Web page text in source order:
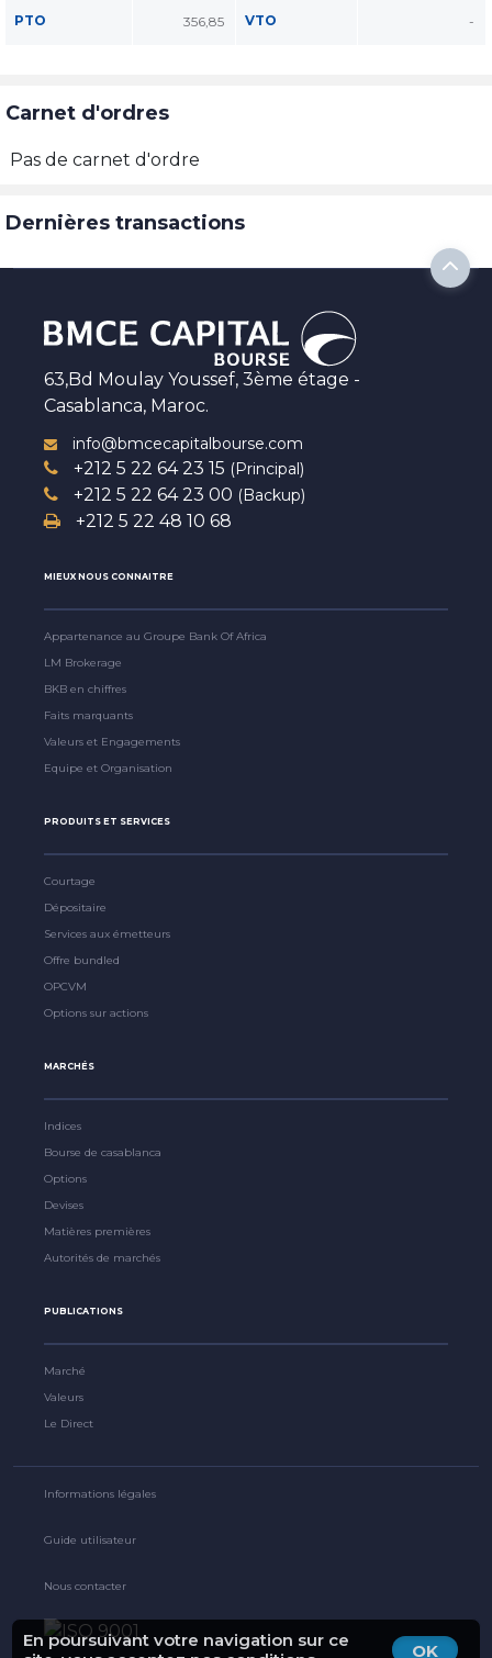
PTO 356,85 VTO -
Carnet d'ordres
Pas de carnet d'ordre
Dernières transactions
OK
En poursuivant votre navigation sur ce
63,Bd Moulay Youssef, 3ème étage -
Casablanca, Maroc.
info@bmcecapitalbourse.com
+212 5 22 64 23 15 (Principal)
+212 5 22 64 23 00 (Backup)
+212 5 22 48 10 68
MIEUX NOUS CONNAITRE
Appartenance au Groupe Bank Of Africa
LM Brokerage
BKB en chiffres
Faits marquants
Valeurs et Engagements
Equipe et Organisation
PRODUITS ET SERVICES
Courtage
Dépositaire
Services aux émetteurs
Offre bundled
OPCVM
Options sur actions
MARCHÉS
Indices
Bourse de casablanca
Options
Devises
Matières premières
Autorités de marchés
PUBLICATIONS
Marché
Valeurs
Le Direct
Informations légales
Guide utilisateur
Nous contacter